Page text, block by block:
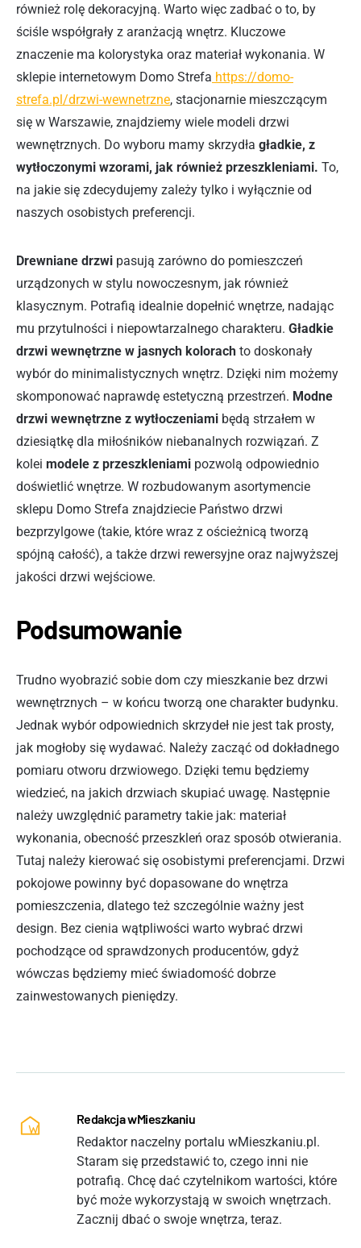
również rolę dekoracyjną. Warto więc zadbać o to, by
ściśle współgrały z aranżacją wnętrz. Kluczowe
znaczenie ma kolorystyka oraz materiał wykonania. W
sklepie internetowym Domo Strefa https://domo-
strefa.pl/drzwi-wewnetrzne, stacjonarnie mieszczącym
się w Warszawie, znajdziemy wiele modeli drzwi
wewnętrznych. Do wyboru mamy skrzydła gładkie, z
wytłoczonymi wzorami, jak również przeszkleniami. To,
na jakie się zdecydujemy zależy tylko i wyłącznie od
naszych osobistych preferencji.
Drewniane drzwi pasują zarówno do pomieszczeń
urządzonych w stylu nowoczesnym, jak również
klasycznym. Potrafią idealnie dopełnić wnętrze, nadając
mu przytulności i niepowtarzalnego charakteru. Gładkie
drzwi wewnętrzne w jasnych kolorach to doskonały
wybór do minimalistycznych wnętrz. Dzięki nim możemy
skomponować naprawdę estetyczną przestrzeń. Modne
drzwi wewnętrzne z wytłoczeniami będą strzałem w
dziesiątkę dla miłośników niebanalnych rozwiązań. Z
kolei modele z przeszkleniami pozwolą odpowiednio
doświetlić wnętrze. W rozbudowanym asortymencie
sklepu Domo Strefa znajdziecie Państwo drzwi
bezprzylgowe (takie, które wraz z ościeżnicą tworzą
spójną całość), a także drzwi rewersyjne oraz najwyższej
jakości drzwi wejściowe.
Podsumowanie
Trudno wyobrazić sobie dom czy mieszkanie bez drzwi
wewnętrznych – w końcu tworzą one charakter budynku.
Jednak wybór odpowiednich skrzydeł nie jest tak prosty,
jak mogłoby się wydawać. Należy zacząć od dokładnego
pomiaru otworu drzwiowego. Dzięki temu będziemy
wiedzieć, na jakich drzwiach skupiać uwagę. Następnie
należy uwzględnić parametry takie jak: materiał
wykonania, obecność przeszkleń oraz sposób otwierania.
Tutaj należy kierować się osobistymi preferencjami. Drzwi
pokojowe powinny być dopasowane do wnętrza
pomieszczenia, dlatego też szczególnie ważny jest
design. Bez cienia wątpliwości warto wybrać drzwi
pochodzące od sprawdzonych producentów, gdyż
wówczas będziemy mieć świadomość dobrze
zainwestowanych pieniędzy.
Redakcja wMieszkaniu
Redaktor naczelny portalu wMieszkaniu.pl.
Staram się przedstawić to, czego inni nie
potrafią. Chcę dać czytelnikom wartości, które
być może wykorzystają w swoich wnętrzach.
Zacznij dbać o swoje wnętrza, teraz.